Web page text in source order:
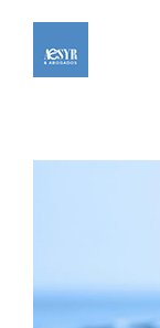
contenido